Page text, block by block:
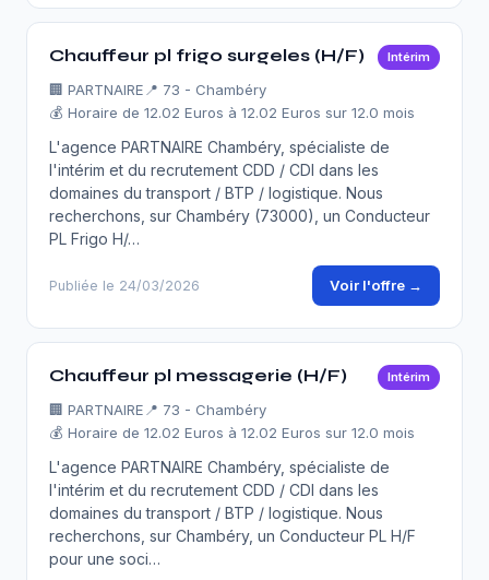
Chauffeur pl frigo surgeles (H/F) Intérim
🏢 PARTNAIRE 📍 73 - Chambéry
💰 Horaire de 12.02 Euros à 12.02 Euros sur 12.0 mois
L'agence PARTNAIRE Chambéry, spécialiste de
l'intérim et du recrutement CDD / CDI dans les
domaines du transport / BTP / logistique. Nous
recherchons, sur Chambéry (73000), un Conducteur
PL Frigo H/…
Publiée le 24/03/2026 Voir l'offre →
Chauffeur pl messagerie (H/F) Intérim
🏢 PARTNAIRE 📍 73 - Chambéry
💰 Horaire de 12.02 Euros à 12.02 Euros sur 12.0 mois
L'agence PARTNAIRE Chambéry, spécialiste de
l'intérim et du recrutement CDD / CDI dans les
domaines du transport / BTP / logistique. Nous
recherchons, sur Chambéry, un Conducteur PL H/F
pour une soci…